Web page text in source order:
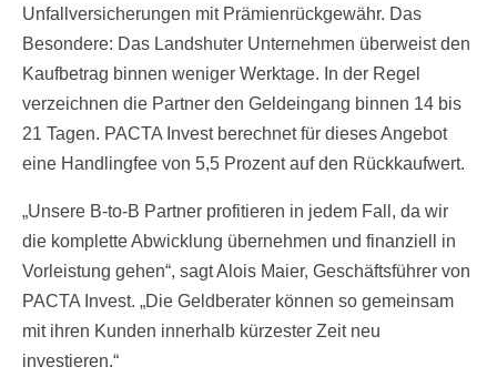
Unfallversicherungen mit Prämienrückgewähr. Das
Besondere: Das Landshuter Unternehmen überweist den
Kaufbetrag binnen weniger Werktage. In der Regel
verzeichnen die Partner den Geldeingang binnen 14 bis
21 Tagen. PACTA Invest berechnet für dieses Angebot
eine Handlingfee von 5,5 Prozent auf den Rückkaufwert.
„Unsere B-to-B Partner profitieren in jedem Fall, da wir
die komplette Abwicklung übernehmen und finanziell in
Vorleistung gehen“, sagt Alois Maier, Geschäftsführer von
PACTA Invest. „Die Geldberater können so gemeinsam
mit ihren Kunden innerhalb kürzester Zeit neu
investieren.“